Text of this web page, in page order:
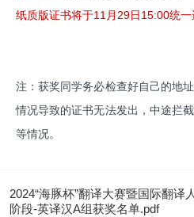
纸质版证书将于11月29日15:00统一
注：获奖同学务必检查好自己的地
情况导致的证书无法发出，中途拦
等情况。
2024“海豚杯”翻译大赛暨国际翻译
阶段-英译汉A组获奖名单.pdf